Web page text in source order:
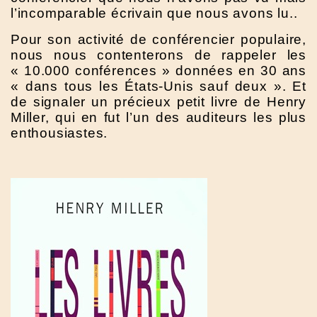
l’incomparable écrivain que nous avons lu..
Pour son activité de conférencier populaire,
nous nous contenterons de rappeler les
« 10.000 conférences » données en 30 ans
« dans tous les États-Unis sauf deux ». Et
de signaler un précieux petit livre de Henry
Miller, qui en fut l’un des auditeurs les plus
enthousiastes.